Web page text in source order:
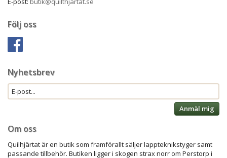
Följ oss
Nyhetsbrev
Anmäl mig
Om oss
Quilhjärtat är en butik som framförallt säljer lappteknikstyger samt
passande tillbehör. Butiken ligger i skogen strax norr om Perstorp i